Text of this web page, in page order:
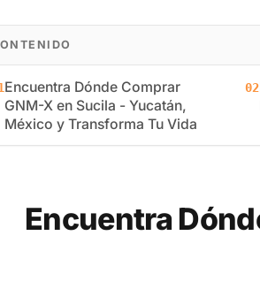
Encuentra Dónde Comprar
GNM-X en Sucila - Yucatán,
México y Transforma Tu Vida
02
Encuentra